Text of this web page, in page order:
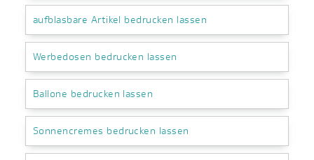
aufblasbare Artikel bedrucken lassen
Werbedosen bedrucken lassen
Ballone bedrucken lassen
Sonnencremes bedrucken lassen